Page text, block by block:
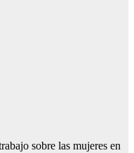
sobre las mujeres en